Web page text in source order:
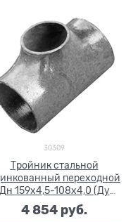
30309
Тройник стальной
переходной
Дн 159х4,5-108х4,0 (Ду
бесшовный ГОСТ
17376-2001
4 854 руб.